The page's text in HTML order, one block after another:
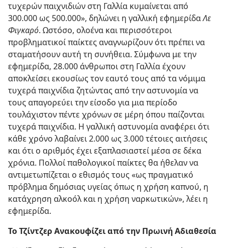
τυχερών παιχνιδιών στη Γαλλία κυμαίνεται από
300.000 ως 500.000», δηλώνει η γαλλική εφημερίδαΛε
Φιγκαρό. Ωστόσο, ολοένα και περισσότεροι
προβληματικοί παίκτες αναγνωρίζουν ότι πρέπει να
σταματήσουν αυτή τη συνήθεια. Σύμφωνα με την
εφημερίδα, 28.000 άνθρωποι στη Γαλλία έχουν
αποκλείσει εκουσίως τον εαυτό τους από τα νόμιμα
τυχερά παιχνίδια ζητώντας από την αστυνομία να
τους απαγορεύει την είσοδο για μια περίοδο
τουλάχιστον πέντε χρόνων σε μέρη όπου παίζονται
τυχερά παιχνίδια. Η γαλλική αστυνομία αναφέρει ότι
κάθε χρόνο λαβαίνει 2.000 ως 3.000 τέτοιες αιτήσεις
και ότι ο αριθμός έχει εξαπλασιαστεί μέσα σε δέκα
χρόνια. Πολλοί παθολογικοί παίκτες θα ήθελαν να
αντιμετωπίζεται ο εθισμός τους «ως πραγματικό
πρόβλημα δημόσιας υγείας όπως η χρήση καπνού, η
κατάχρηση αλκοόλ και η χρήση ναρκωτικών», λέει η
εφημερίδα.
Το Τζίντζερ Ανακουφίζει από την Πρωινή Αδιαθεσία